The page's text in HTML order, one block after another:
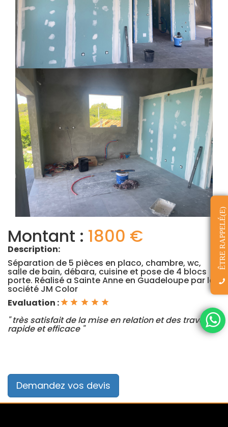
Montant : 1800 €
Description:
Séparation de 5 pièces en placo, chambre, wc,
salle de bain, débara, cuisine et pose de 4 blocs
porte. Réalisé a Sainte Anne en Guadeloupe par la
société JM Color
Evaluation :
" très satisfait de la mise en relation et des travaux,
rapide et efficace "
Demandez vos devis
ÊTRE RAPPELÉ(E)